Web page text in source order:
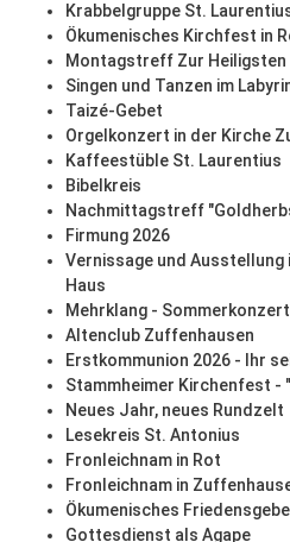
Krabbelgruppe St.
Ökumenisches Kirchfest in
Montagstreff Zur
Singen und Tanzen im
Taizé-Gebet
Orgelkonzert in der Kirche
Kaffeestüble St. Laurentius
Bibelkreis
Nachmittagstreff
Firmung 2026
Vernissage und
Haus
Mehrklang -
Altenclub Zuffenhausen
Erstkommunion 2026 - Ihr
Stammheimer Kirchenfest -
Neues Jahr, neues Rundzelt
Lesekreis St. Antonius
Fronleichnam in Rot
Fronleichnam in
Ökumenisches
Gottesdienst als Agape